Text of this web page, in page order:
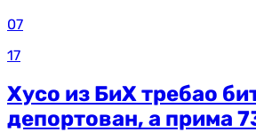
07
17
Хусо из БиХ требао
депортован, а прима